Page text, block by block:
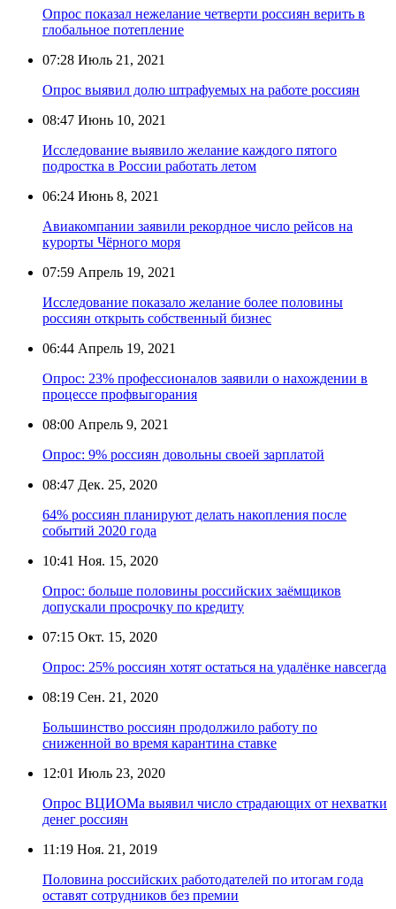
Опрос показал нежелание четверти россиян верить в
глобальное потепление
07:28 Июль 21, 2021
Опрос выявил долю штрафуемых на работе россиян
08:47 Июнь 10, 2021
Исследование выявило желание каждого пятого
подростка в России работать летом
06:24 Июнь 8, 2021
Авиакомпании заявили рекордное число рейсов на
курорты Чёрного моря
07:59 Апрель 19, 2021
Исследование показало желание более половины
россиян открыть собственный бизнес
06:44 Апрель 19, 2021
Опрос: 23% профессионалов заявили о нахождении в
процессе профвыгорания
08:00 Апрель 9, 2021
Опрос: 9% россиян довольны своей зарплатой
08:47 Дек. 25, 2020
64% россиян планируют делать накопления после
событий 2020 года
10:41 Ноя. 15, 2020
Опрос: больше половины российских заёмщиков
допускали просрочку по кредиту
07:15 Окт. 15, 2020
Опрос: 25% россиян хотят остаться на удалёнке навсегда
08:19 Сен. 21, 2020
Большинство россиян продолжило работу по
сниженной во время карантина ставке
12:01 Июль 23, 2020
Опрос ВЦИОМа выявил число страдающих от нехватки
денег россиян
11:19 Ноя. 21, 2019
Половина российских работодателей по итогам года
оставят сотрудников без премии